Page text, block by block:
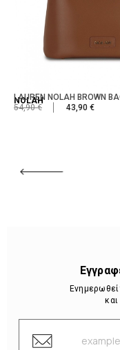
NOLAH
LAUREN NOLAH BROWN
54,90 €
43,90 €